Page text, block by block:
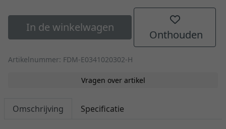
In de winkelwagen
Onthouden
Artikelnummer: FDM-E0341020302-H
Vragen over artikel
Omschrijving Specificatie